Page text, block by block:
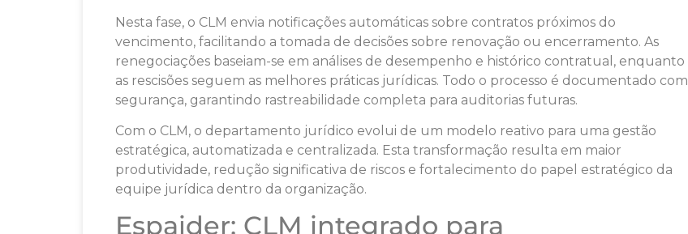
Nesta fase, o CLM envia notificações automáticas sobre contratos próximos do
vencimento, facilitando a tomada de decisões sobre renovação ou encerramento. As
renegociações baseiam-se em análises de desempenho e histórico contratual, enquanto
as rescisões seguem as melhores práticas jurídicas. Todo o processo é documentado com
segurança, garantindo rastreabilidade completa para auditorias futuras.
Com o CLM, o departamento jurídico evolui de um modelo reativo para uma gestão
estratégica, automatizada e centralizada. Esta transformação resulta em maior
produtividade, redução significativa de riscos e fortalecimento do papel estratégico da
equipe jurídica dentro da organização.
Espaider: CLM integrado para